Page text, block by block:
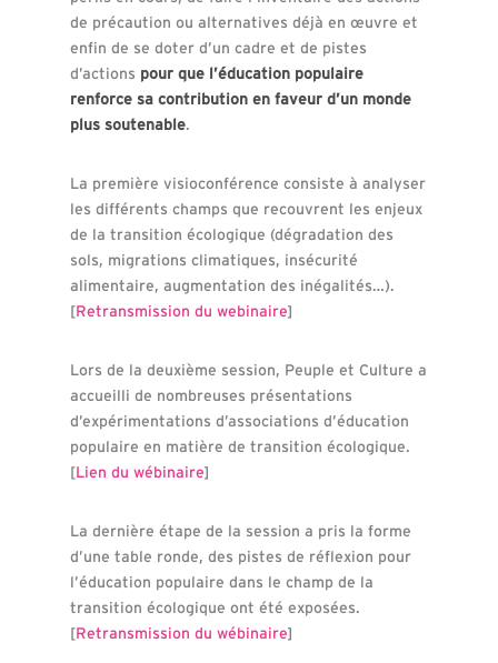
de précaution ou alternatives déjà en œuvre et
enfin de se doter d’un cadre et de pistes
d’actions pour que l’éducation populaire
renforce sa contribution en faveur d’un monde
plus soutenable.
La première visioconférence consiste à analyser
les différents champs que recouvrent les enjeux
de la transition écologique (dégradation des
sols, migrations climatiques, insécurité
alimentaire, augmentation des inégalités…).
[Retransmission du webinaire]
Lors de la deuxième session, Peuple et Culture a
accueilli de nombreuses présentations
d’expérimentations d’associations d’éducation
populaire en matière de transition écologique.
[Lien du wébinaire]
La dernière étape de la session a pris la forme
d’une table ronde, des pistes de réflexion pour
l’éducation populaire dans le champ de la
transition écologique ont été exposées.
[Retransmission du wébinaire]